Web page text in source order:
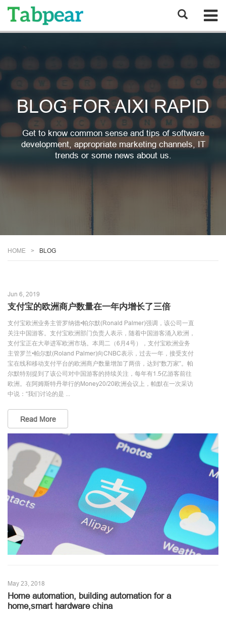
BLOG FOR AIXI RAPID
Get to know common sense and tips of software
development, appropriate marketing channels, IT
trends or some news about us.
HOME BLOG
Jun 6, 2019
支付宝的欧洲商户数量在一年内增长了三倍
支付宝欧洲业务主管罗纳德•帕尔默(Ronald Palmer)强调，该公司一直
关注中国游客。支付宝欧洲部门负责人表示，随着中国游客涌入欧洲，
支付宝正在大举进军欧洲市场。本周二（6月4号），支付宝欧洲业务
主管罗兰•帕尔默(Roland Palmer)向CNBC表示，过去一年，接受支付
宝在线和移动支付平台的欧洲商户数量增加了两倍，达到“数万家”。帕
尔默特别提到了该公司对中国游客的持续关注，每年有1.5亿游客前往
欧洲。在阿姆斯特丹举行的Money20/20欧洲会议上，帕默在一次采访
中说：“我们讨论的是 ...
Read More
May 23, 2018
Home automation, building automation for a
home,smart hardware china